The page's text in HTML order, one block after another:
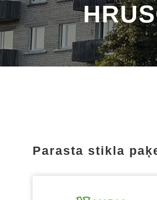
Parasta stikla